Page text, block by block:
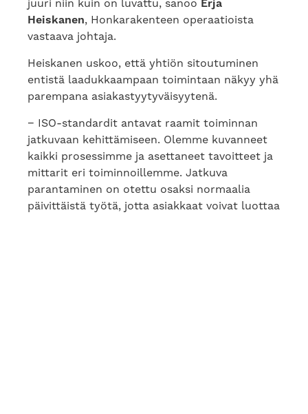
juuri niin kuin on luvattu, sanoo Erja
Heiskanen, Honkarakenteen operaatioista
vastaava johtaja.
Heiskanen uskoo, että yhtiön sitoutuminen
entistä laadukkaampaan toimintaan näkyy yhä
parempana asiakastyytyväisyytenä.
− ISO-standardit antavat raamit toiminnan
jatkuvaan kehittämiseen. Olemme kuvanneet
kaikki prosessimme ja asettaneet tavoitteet ja
mittarit eri toiminnoillemme. Jatkuva
parantaminen on otettu osaksi normaalia
päivittäistä työtä, jotta asiakkaat voivat luottaa